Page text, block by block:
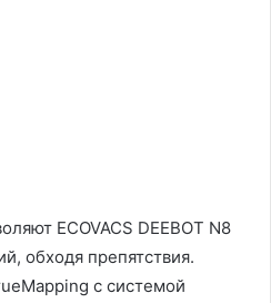
ECOVACS DEEBOT N8
обходя препятствия.
с системой